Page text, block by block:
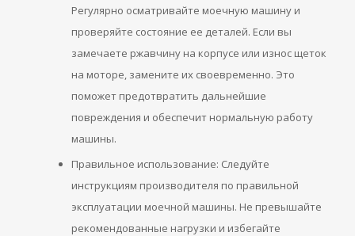
Регулярно осматривайте моечную машину и
проверяйте состояние ее деталей. Если вы
замечаете ржавчину на корпусе или износ щеток
на моторе, замените их своевременно. Это
поможет предотвратить дальнейшие
повреждения и обеспечит нормальную работу
машины.
Правильное использование: Следуйте
инструкциям производителя по правильной
эксплуатации моечной машины. Не превышайте
рекомендованные нагрузки и избегайте